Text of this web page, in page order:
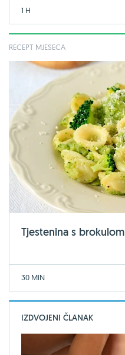
1 H
RECEPT MJESECA
Tjestenina s brokulom
30 MIN
IZDVOJENI ČLANAK